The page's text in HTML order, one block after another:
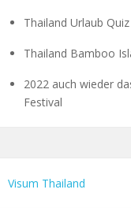
Thailand Urlaub Quiz
Thailand Bamboo
2022 auch wieder
Festival
Visum Thailand